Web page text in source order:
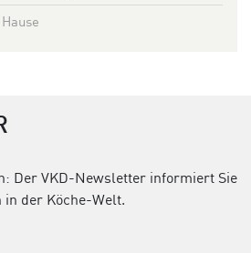
Der VKD-Newsletter informiert Sie
der Köche-Welt.